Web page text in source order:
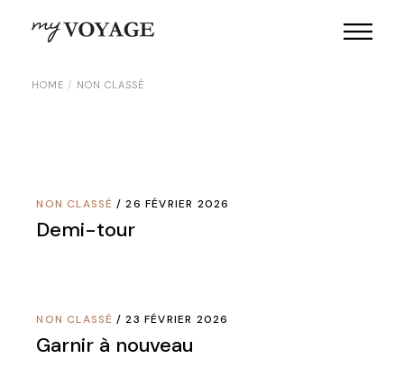
HOME NON CLASSÉ
NON CLASSÉ 26 FÉVRIER 2026
Demi-tour
NON CLASSÉ 23 FÉVRIER 2026
Garnir à nouveau